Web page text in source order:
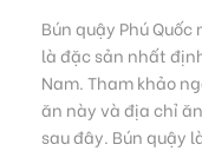
Bún quậy Phú
là đặc sản nhất
Nam. Tham khảo
ăn này và địa chỉ
sau đây. Bún quậy